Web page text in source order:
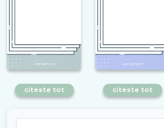
Top 10 trenduri SEO in
citeste tot citeste tot